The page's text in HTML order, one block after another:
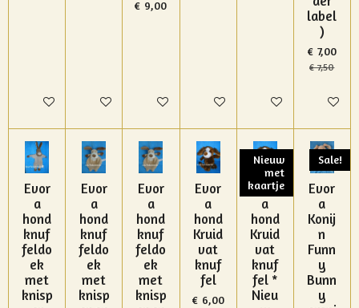
In winkelwagenIn winkelwagen
€ 9,00
In winkelwagenIn winkelwagenIn winkelwagen
label
)
€ 7,00
€ 7,50
In
Evor
a
hond
knuf
feldo
ek
met
knisp
Evor
a
hond
knuf
feldo
ek
met
knisp
Evor
a
hond
knuf
feldo
ek
met
knisp
Evor
a
hond
Kruid
vat
knuf
fel
€ 6,00
Nieuw
met
kaartje
Evor
a
hond
Kruid
vat
knuf
fel *
Nieu
Sale!
Evor
a
Konij
n
Funn
y
Bunn
y